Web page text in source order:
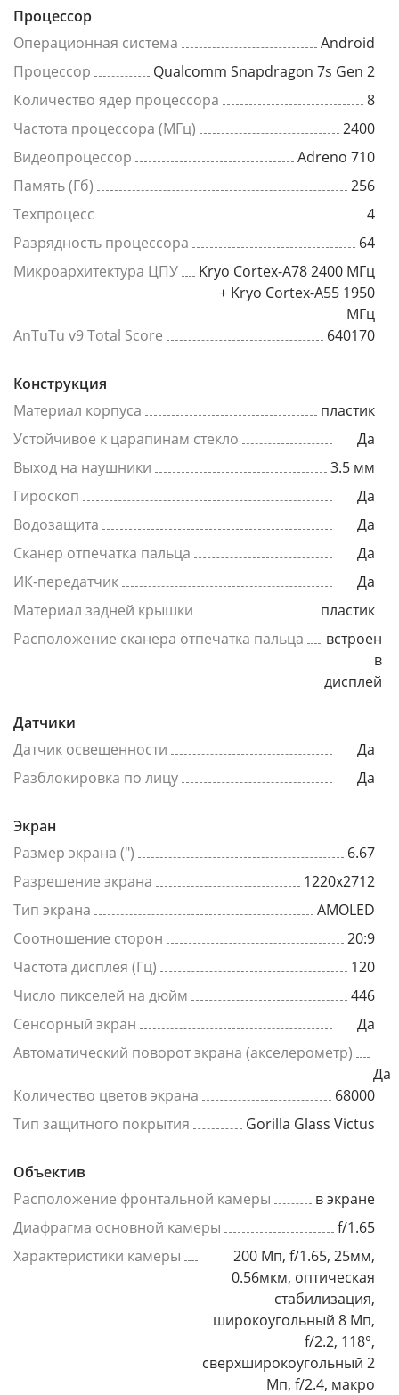
Процессор
Операционная система
Android
Процессор
Qualcomm Snapdragon 7s Gen 2
Количество ядер процессора
8
Частота процессора (МГц)
2400
Видеопроцессор
Adreno 710
Память (Гб)
256
Техпроцесс
4
Разрядность процессора
64
Микроархитектура ЦПУ
Kryo Cortex-A78 2400 МГц
+ Kryo Cortex-A55 1950
МГц
AnTuTu v9 Total Score
640170
Конструкция
Материал корпуса
пластик
Устойчивое к царапинам стекло
Да
Выход на наушники
3.5 мм
Гироскоп
Да
Водозащита
Да
Сканер отпечатка пальца
Да
ИК-передатчик
Да
Материал задней крышки
пластик
Расположение сканера отпечатка пальца
встроен
в
дисплей
Датчики
Датчик освещенности
Да
Разблокировка по лицу
Да
Экран
Размер экрана (")
6.67
Разрешение экрана
1220x2712
Тип экрана
AMOLED
Соотношение сторон
20:9
Частота дисплея (Гц)
120
Число пикселей на дюйм
446
Сенсорный экран
Да
Автоматический поворот экрана (акселерометр)
Да
Количество цветов экрана
68000
Тип защитного покрытия
Gorilla Glass Victus
Объектив
Расположение фронтальной камеры
в экране
Диафрагма основной камеры
f/1.65
Характеристики камеры
200 Мп, f/1.65, 25мм,
0.56мкм, оптическая
стабилизация,
широкоугольный 8 Мп,
f/2.2, 118°,
сверхширокоугольный 2
Мп, f/2.4, макро